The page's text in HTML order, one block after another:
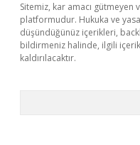
Sitemiz, kar amacı
platformudur. Hukuka ve
düşündüğünüz içerikleri,
bildirmeniz halinde, ilgili
kaldırılacaktır.